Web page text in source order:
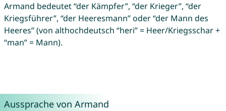
Armand bedeutet “der Kämpfer”, “der Krieger”, “der
Kriegsführer”, “der Heeresmann” oder “der Mann des
Heeres” (von althochdeutsch “heri” = Heer/Kriegsschar +
“man” = Mann).
Aussprache von Armand